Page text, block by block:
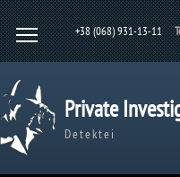
+38 (068) 931-13-11
Private
Detektei